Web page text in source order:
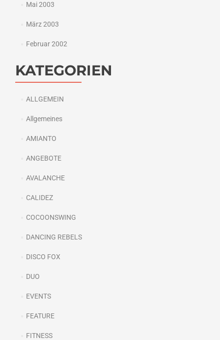
Mai 2003
März 2003
Februar 2002
KATEGORIEN
ALLGEMEIN
Allgemeines
AMIANTO
ANGEBOTE
AVALANCHE
CALIDEZ
COCOONSWING
DANCING REBELS
DISCO FOX
DUO
EVENTS
FEATURE
FITNESS